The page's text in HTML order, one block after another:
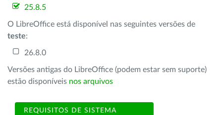
25.8.5
O LibreOffice está disponível nas seguintes versões de
teste:
26.8.0
Versões antigas do LibreOffice (podem estar sem suporte)
estão disponíveis nos arquivos
REQUISITOS DE SISTEMA